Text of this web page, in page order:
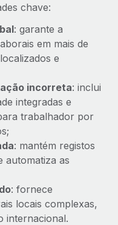
chave:
: garante a
em mais de
e
incorreta: inclui
integradas e
trabalhador por
: mantém registos
automatiza as
: fornece
locais complexas,
internacional.